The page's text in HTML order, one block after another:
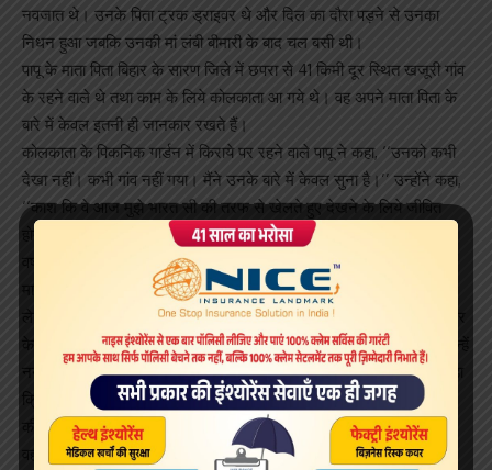
नवजात थे। उनके पिता ट्रक ड्राइवर थे और दिल का दौरा पड़ने से उनका
निधन हुआ जबकि उनकी मां लंबी बीमारी के बाद चल बसी थी।
पापू के माता पिता बिहार के सारण जिले में छपरा से 41 किमी दूर स्थित खजूरी गांव
के रहने वाले थे तथा काम के लिये कोलकाता आ गये थे। वह अपने माता पिता के
बारे में केवल इतनी ही जानकार रखते हैं।
कोलकाता के पिकनिक गार्डन में किराये पर रहने वाले पापू ने कहा, ‘‘उनको कभी
देखा नहीं। कभी गांव नहीं गया। मैंने उनके बारे में केवल सुना है।’’ उन्होंने कहा,
‘‘काश कि वे आज मुझे भारत सी की तरफ से खेलते हुए देखने के लिये जीवित
होते। मैं कल पूरी रात नहीं सो पाया और रोता रहा। मुझे लगता है कि पिछले कई
वर्षों की मेरी कड़ी मेहनत का अब मुझे फल मिल रहा है।’’
माता – पिता की मौत के बाद पापू के चाचा और चाची उनकी देखभाल करने लगे
लेकिन जल्द ही उनके मजदूर चाचा भी चल बसे। इसके बाद इस 15 वर्षीय किशोर
के लिये एक समय का भोजन जुटाना भी मुश्किल हो गया। लेकिन क्रिकेट से उन्हें
नया जीवन मिला। उन्होंने पहले तेज गेंदबाज के रूप में शुरुआत की लेकिन हावड़ा
क्रिकेट अकादमी के कोच सुजीत साहा ने उन्हें बायें हाथ से स्पिन गेंदबाजी करने
की सलाह दी।
वह 2011 में बंगाल क्रिकेट संघ की सेकेंड डिवीजन लीग में सर्वाधिक विकेट लेने